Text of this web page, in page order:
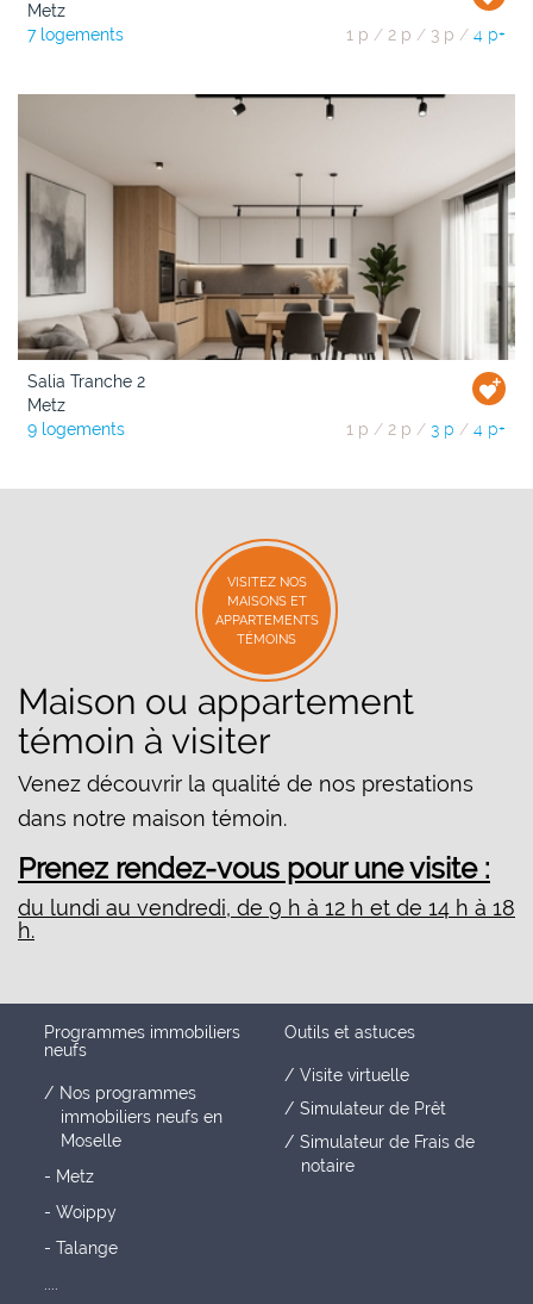
Metz
7 logements
1 p / 2 p / 3 p / 4 p+
Salia Tranche 2
Metz
9 logements
1 p / 2 p / 3 p / 4 p+
VISITEZ NOS
MAISONS ET
APPARTEMENTS
TÉMOINS
Maison ou appartement
témoin à visiter
Venez découvrir la qualité de nos prestations
dans notre maison témoin.
Prenez rendez-vous pour une visite :
du lundi au vendredi, de 9 h à 12 h et de 14 h à 18
h.
Programmes immobiliers
neufs
Nos programmes
immobiliers neufs en
Moselle
- Metz
- Woippy
- Talange
Outils et astuces
Visite virtuelle
Simulateur de Prêt
Simulateur de Frais de
notaire